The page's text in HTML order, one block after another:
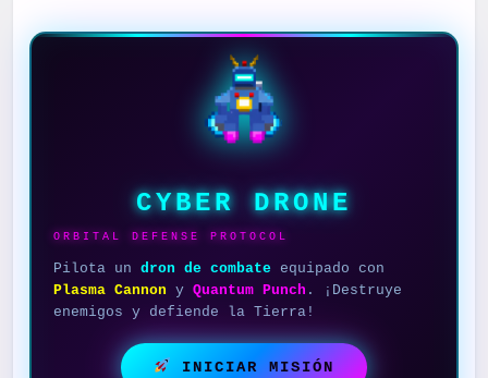
CYBER DRONE
ORBITAL DEFENSE PROTOCOL
Pilota un dron de combate equipado con
Plasma Cannon y Quantum Punch . ¡Destruye
enemigos y defiende la Tierra!
INICIAR MISIÓN